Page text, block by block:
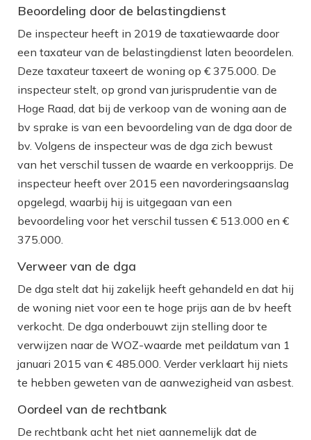
Beoordeling door de belastingdienst
De inspecteur heeft in 2019 de taxatiewaarde door
een taxateur van de belastingdienst laten beoordelen.
Deze taxateur taxeert de woning op € 375.000. De
inspecteur stelt, op grond van jurisprudentie van de
Hoge Raad, dat bij de verkoop van de woning aan de
bv sprake is van een bevoordeling van de dga door de
bv. Volgens de inspecteur was de dga zich bewust
van het verschil tussen de waarde en verkoopprijs. De
inspecteur heeft over 2015 een navorderingsaanslag
opgelegd, waarbij hij is uitgegaan van een
bevoordeling voor het verschil tussen € 513.000 en €
375.000.
Verweer van de dga
De dga stelt dat hij zakelijk heeft gehandeld en dat hij
de woning niet voor een te hoge prijs aan de bv heeft
verkocht. De dga onderbouwt zijn stelling door te
verwijzen naar de WOZ-waarde met peildatum van 1
januari 2015 van € 485.000. Verder verklaart hij niets
te hebben geweten van de aanwezigheid van asbest.
Oordeel van de rechtbank
De rechtbank acht het niet aannemelijk dat de